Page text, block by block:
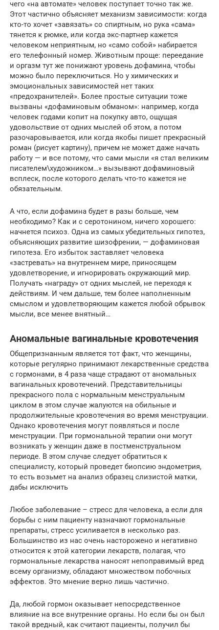
чего «на автомате» человек поступает точно так же.
Этот частично объясняет механизм зависимости: когда
кто-то хочет «завязать» со спиртным, но рука «сама»
тянется к рюмке, или когда экс-партнер кажется
человеком неприятным, но «само собой» набирается
его телефонный номер. Животным проще: переедание
и оргазм тут же понижают уровень дофамина, чтобы
можно было переключиться. Но у химических и
эмоциональных зависимостей нет таких
«предохранителей». Более простые ситуации тоже
вызваны «дофаминовым обманом»: например, когда
человек годами копит на покупку авто, ощущая
удовольствие от одних мыслей об этом, а потом
разочаровывается, или когда якобы пишет прекрасный
роман (рисует картину), причем не может даже начать
работу — и все потому, что сами мысли «я стал великим
писателем\художником…» вызывают дофаминовый
всплеск, после которого делать что-то кажется не
обязательным.
А что, если дофамина будет в разы больше, чем
необходимо? Как и с серотонином, ничего хорошего:
начнется психоз. Одна из самых убедительных гипотез,
объясняющих развитие шизофрении, — дофаминовая
гипотеза. Его избыток заставляет человека
«застревать» на внутреннем мире, приносящем
удовлетворение, и игнорировать окружающий мир.
Получать «награду» от одних мыслей, не переходя к
действиям. И чем дальше, тем более наполненным
смыслом и удовлетворяющим кажется любой обрывок
мысли, все менее внятный…
Аномальные вагинальные кровотечения
Общепризнанным является тот факт, что женщины,
которые регулярно принимают лекарственные средства
с гормонами, в 4 раза чаще страдают от аномальных
вагинальных кровотечений. Представительницы
прекрасного пола с нормальным менструальным
циклом в этом случае жалуются на обильные и
продолжительные кровотечения во время менструации.
Однако кровотечения могут появляться и после
менструации. При гормональной терапии они могут
возникать у женщин даже в постменструальном
периоде. В этом случае следует обратиться к
специалисту, который проведет биопсию эндометрия,
то есть возьмет на анализ образец слизистой матки,
дабы исключить
Любое заболевание – стресс для человека, а если для
борьбы с ним пациенту назначают гормональные
препараты, стресс усиливается в несколько раз.
Большинство из нас очень насторожено и негативно
относится к этой категории лекарств, полагая, что
гормональные лекарства наносят непоправимый вред
всему организму, обладают множеством побочных
эффектов. Это мнение верно лишь частично.
Да, любой гормон оказывает непосредственное
влияние на все внутренние органы. Но если бы он был
такой вредный, как считают пациенты, получил бы